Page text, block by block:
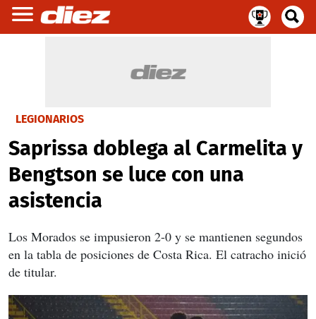
LEGIONARIOS
Saprissa doblega al Carmelita y
Bengtson se luce con una
asistencia
Los Morados se impusieron 2-0 y se mantienen segundos
en la tabla de posiciones de Costa Rica. El catracho inició
de titular.